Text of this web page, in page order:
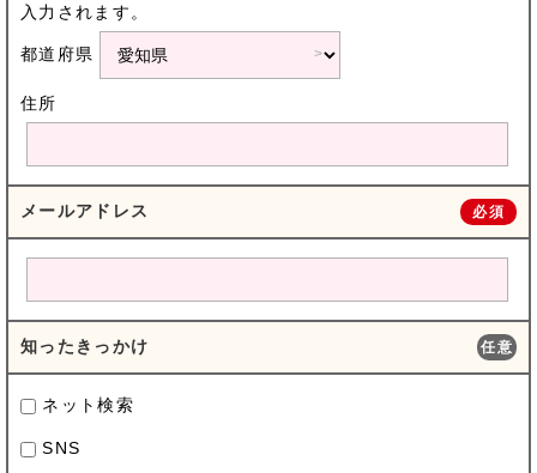
入力されます。
都道府県
住所
メールアドレス 必須
知ったきっかけ 任意
ネット検索
SNS